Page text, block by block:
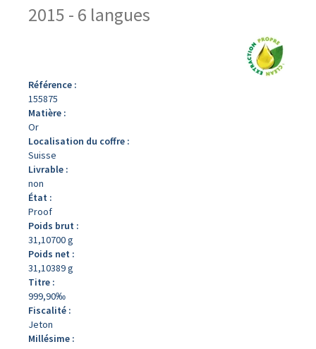
2015 - 6 langues
Référence :
155875
Matière :
Or
Localisation du coffre :
Suisse
Livrable :
non
État :
Proof
Poids brut :
31,10700 g
Poids net :
31,10389 g
Titre :
999,90‰
Fiscalité :
Jeton
Millésime :